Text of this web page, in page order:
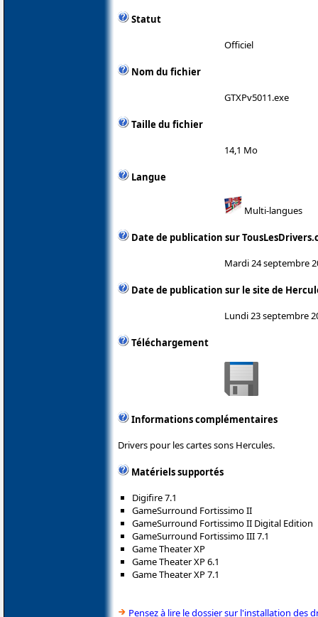
Statut
Officiel
Nom du fichier
GTXPv5011.exe
Taille du fichier
14,1 Mo
Langue
Multi-langues
Date de publication sur
Mardi 24 septembre
Date de publication sur le site de
Lundi 23 septembre
Téléchargement
Informations complémentaires
Drivers pour les cartes sons Hercules.
Matériels supportés
Digifire 7.1
GameSurround Fortissimo II
GameSurround Fortissimo II Digital Edition
GameSurround Fortissimo III 7.1
Game Theater XP
Game Theater XP 6.1
Game Theater XP 7.1
Pensez à lire le dossier sur l'installation des